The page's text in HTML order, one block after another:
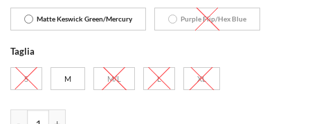
Matte Keswick Green/Mercury Purple Flip/Hex Blue
Taglia
S M M/L L XL